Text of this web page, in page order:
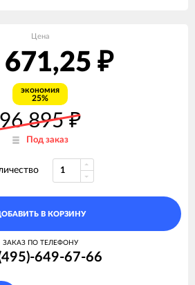
Цена
671,25 ₽
экономия
25%
96 895₽
Под заказ
В КОРЗИНУ
ЗАКАЗ ПО ТЕЛЕФОНУ
649-67-66